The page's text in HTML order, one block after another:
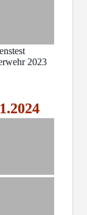
2023